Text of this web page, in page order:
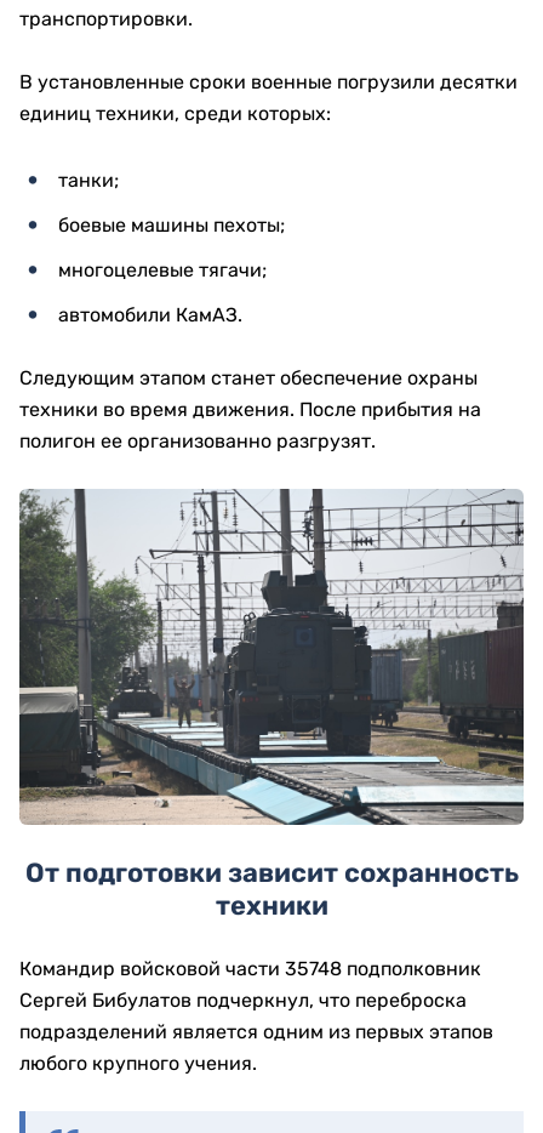
транспортировки.
В установленные сроки военные погрузили десятки
единиц техники, среди которых:
танки;
боевые машины пехоты;
многоцелевые тягачи;
автомобили КамАЗ.
Следующим этапом станет обеспечение охраны
техники во время движения. После прибытия на
полигон ее организованно разгрузят.
От подготовки зависит сохранность
техники
Командир войсковой части 35748 подполковник
Сергей Бибулатов подчеркнул, что переброска
подразделений является одним из первых этапов
любого крупного учения.